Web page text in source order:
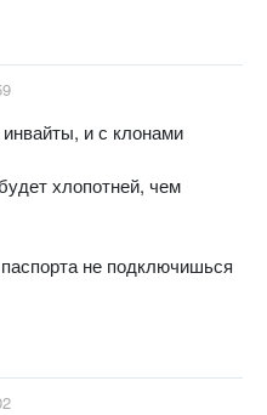
и с клонами
хлопотней, чем
не подключишься